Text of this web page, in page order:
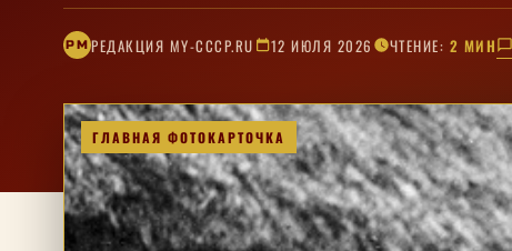
РM РЕДАКЦИЯ MY-CCCP.RU 12 ИЮЛЯ 2026 ЧТЕНИЕ: 2 МИН
ГЛАВНАЯ ФОТОКАРТОЧКА